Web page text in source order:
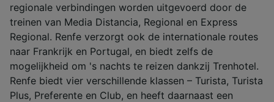
regionale verbindingen worden uitgevoerd door de
treinen van Media Distancia, Regional en Express
Regional. Renfe verzorgt ook de internationale routes
naar Frankrijk en Portugal, en biedt zelfs de
mogelijkheid om 's nachts te reizen dankzij Trenhotel.
Renfe biedt vier verschillende klassen – Turista, Turista
Plus, Preferente en Club, en heeft daarnaast een